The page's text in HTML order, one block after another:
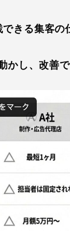
きる集客の
かし、改善